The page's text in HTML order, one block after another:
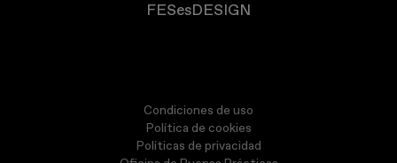
FESesDESIGN
Condiciones de uso
Política de cookies
Políticas de privacidad